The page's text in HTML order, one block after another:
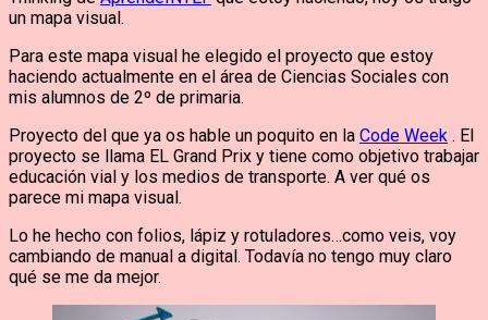
un mapa visual.
Para este mapa visual he elegido el proyecto que estoy
haciendo actualmente en el área de Ciencias Sociales con
mis alumnos de 2º de primaria.
Proyecto del que ya os hable un poquito en la Code Week . El
proyecto se llama EL Grand Prix y tiene como objetivo trabajar
educación vial y los medios de transporte. A ver qué os
parece mi mapa visual.
Lo he hecho con folios, lápiz y rotuladores…como veis, voy
cambiando de manual a digital. Todavía no tengo muy claro
qué se me da mejor.